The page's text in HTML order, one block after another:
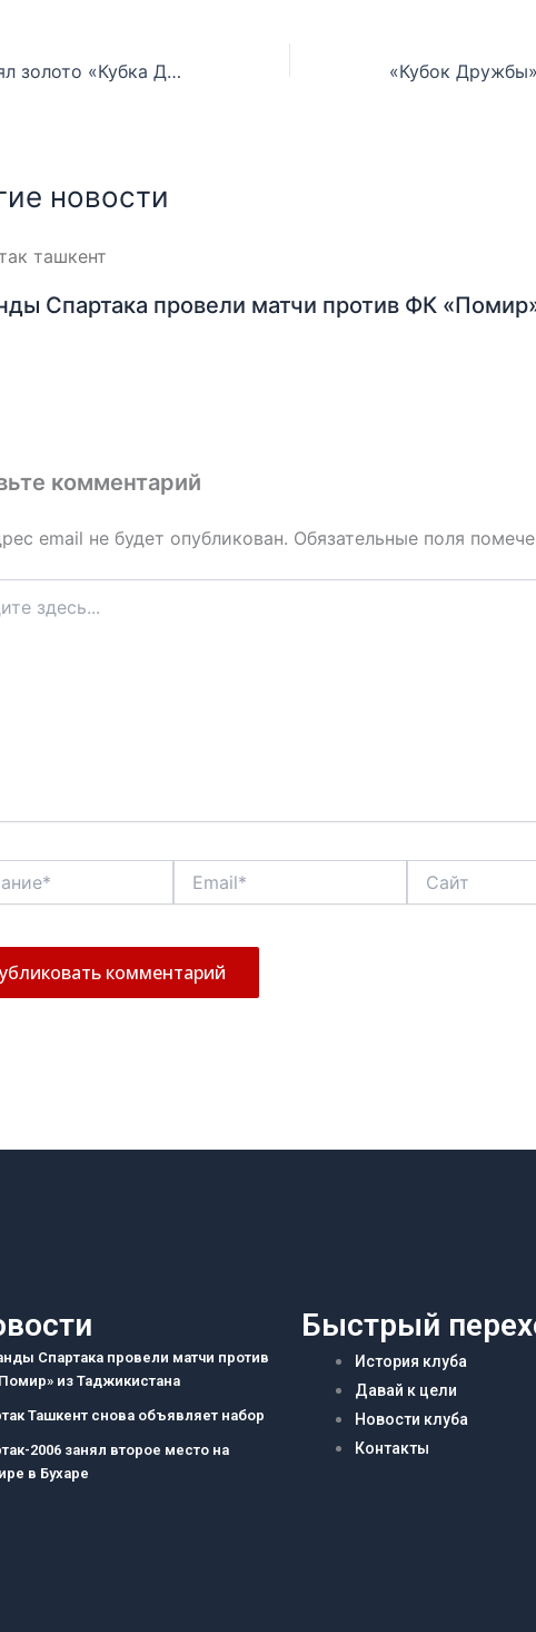
Спартак взял золото «Кубка Дружбы»!
новости
Спартака провели матчи против ФК
комментарий
email не будет опубликован. Обязательные поля
Спартака провели матчи против
из Таджикистана
Ташкент снова объявляет набор
2006 занял второе место на
в Бухаре
Быстрый
История клуба
Давай к цели
Новости клуба
Контакты